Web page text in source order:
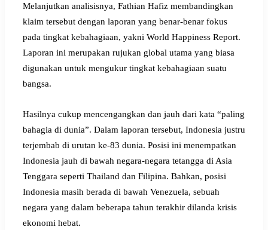
Melanjutkan analisisnya, Fathian Hafiz membandingkan
klaim tersebut dengan laporan yang benar-benar fokus
pada tingkat kebahagiaan, yakni World Happiness Report.
Laporan ini merupakan rujukan global utama yang biasa
digunakan untuk mengukur tingkat kebahagiaan suatu
bangsa.
Hasilnya cukup mencengangkan dan jauh dari kata “paling
bahagia di dunia”. Dalam laporan tersebut, Indonesia justru
terjembab di urutan ke-83 dunia. Posisi ini menempatkan
Indonesia jauh di bawah negara-negara tetangga di Asia
Tenggara seperti Thailand dan Filipina. Bahkan, posisi
Indonesia masih berada di bawah Venezuela, sebuah
negara yang dalam beberapa tahun terakhir dilanda krisis
ekonomi hebat.